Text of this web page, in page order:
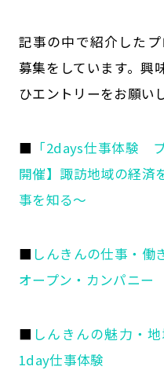
記事の中で紹介した
募集をしています。興
ひエントリーをお願い
■ 「2days仕事体験
開催】諏訪地域の経済
事を知る～
■ しんきんの仕事・働
オープン・カンパニー
■ しんきんの魅力・
1day仕事体験